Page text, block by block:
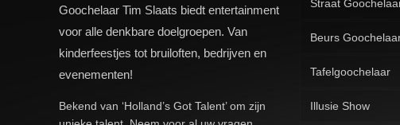
Goochelaar Tim Slaats biedt entertainment
voor alle denkbare doelgroepen. Van
kinderfeestjes tot bruiloften, bedrijven en
evenementen!
Bekend van ‘Holland’s Got Talent’ om zijn
Straat
Beurs
Tafelgoochelaar
Illusie Show